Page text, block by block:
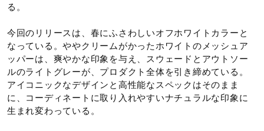
2E（ノーマル）相当の方向け
■シューズサイズの計測方法はこちら
サステナビリティ
る。
今回のリリースは、春にふさわしいオフホワイトカラーと
なっている。ややクリームがかったホワイトのメッシュア
ッパーは、爽やかな印象を与え、スウェードとアウトソー
ルのライトグレーが、プロダクト全体を引き締めている。
アイコニックなデザインと高性能なスペックはそのまま
に、コーディネートに取り入れやすいナチュラルな印象に
生まれ変わっている。